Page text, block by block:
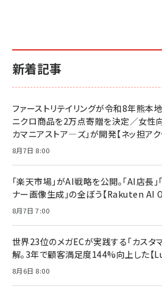
小さな会社は戦略が9
￥1,815
マーケティングの真実
￥2,200
anan(アンアン
anan(アンアン
年後半、あなたの恋と
￥880
ママ投資家が育休中に
￥1,870
￥1,980
ルな本質」
￥2,750
フィードバック経営 「
Amazonランキング
新着記事
ファーストリテイリングが令和8年熊
ニクロ商品を2万点寄贈を決定／女性
カマニアストア―ズ」が開発【ネッ担アク
8月7日 8:00
「楽天市場」がAI戦略を公開。「AI店長」
ナー画像生成」の全ぼう【Rakuten AI
8月7日 7:00
世界23位のメガECが実践する「カス
解。3年で顧客満足度144%向上した【
8月6日 8:00